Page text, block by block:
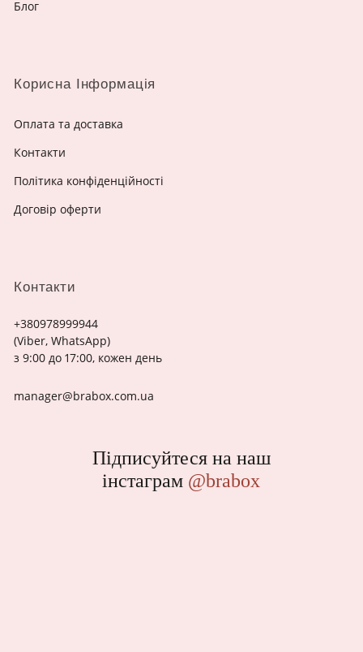
Контакти
+380978999944
(Viber, WhatsApp)
з 9:00 до 17:00, кожен день
manager@brabox.com.ua
Блог
Корисна Інформація
Оплата та доставка
Контакти
Політика конфіденційності
Договір оферти
Підписуйтеся на наш
інстаграм @brabox